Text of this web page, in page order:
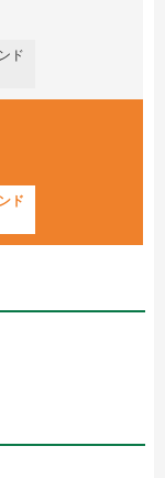
ド
ド